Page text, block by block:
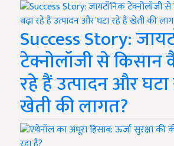
Success Story:
टेक्नोलॉजी से किसान
रहे हैं उत्पादन और
खेती की लागत?